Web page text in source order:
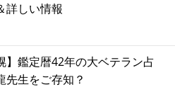
詳しい情報
】鑑定暦42年の大ベテラン占
先生をご存知？